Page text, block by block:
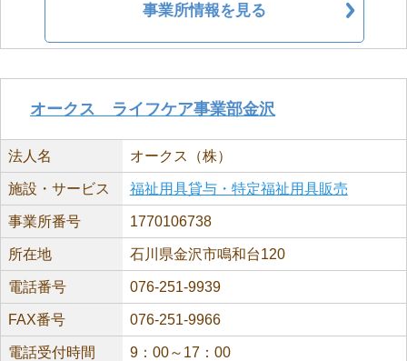
事業所情報を見る
オークス ライフケア事業部金沢
法人名 オークス（株）
施設・サービス 福祉用具貸与・特定福祉用具販売
事業所番号 1770106738
所在地 石川県金沢市鳴和台120
電話番号 076-251-9939
FAX番号 076-251-9966
電話受付時間 9：00～17：00